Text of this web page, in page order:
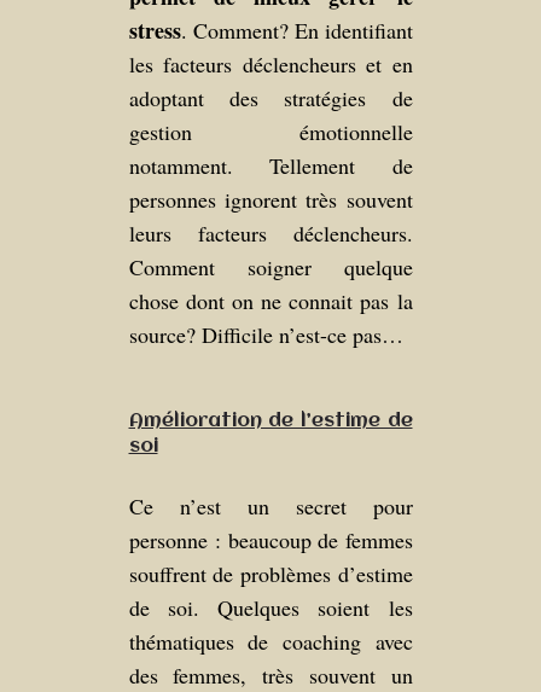
stress. Comment? En identifiant
les facteurs déclencheurs et en
adoptant des stratégies de
gestion émotionnelle
notamment. Tellement de
personnes ignorent très souvent
leurs facteurs déclencheurs.
Comment soigner quelque
chose dont on ne connait pas la
source? Difficile n’est-ce pas…
Amélioration de l’estime de
soi
Ce n’est un secret pour
personne : beaucoup de femmes
souffrent de problèmes d’estime
de soi. Quelques soient les
thématiques de coaching avec
des femmes, très souvent un